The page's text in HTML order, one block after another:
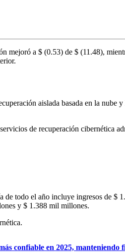
mejoró a $ (0.53) de $ (11.48),
aislada basada en la nube y
de recuperación cibernética
todo el año incluye ingresos de $
y $ 1.388 mil millones.
confiable en 2025, manteniendo